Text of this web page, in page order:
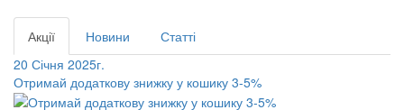
Акції Новини
Статті
20 Січня 2025г.
Отримай додаткову знижку у кошику 3-5%